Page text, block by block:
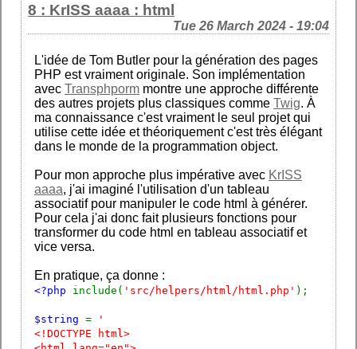
8 : KrISS aaaa : html
Tue 26 March 2024 - 19:04
L'idée de Tom Butler pour la génération des pages
PHP est vraiment originale. Son implémentation
avec Transphporm montre une approche différente
des autres projets plus classiques comme Twig. À
ma connaissance c'est vraiment le seul projet qui
utilise cette idée et théoriquement c'est très élégant
dans le monde de la programmation object.
Pour mon approche plus impérative avec KrISS
aaaa, j'ai imaginé l'utilisation d'un tableau
associatif pour manipuler le code html à générer.
Pour cela j'ai donc fait plusieurs fonctions pour
transformer du code html en tableau associatif et
vice versa.
En pratique, ça donne :
<?php include( 'src/helpers/html/html.php' );
$string =
'
<!DOCTYPE html>